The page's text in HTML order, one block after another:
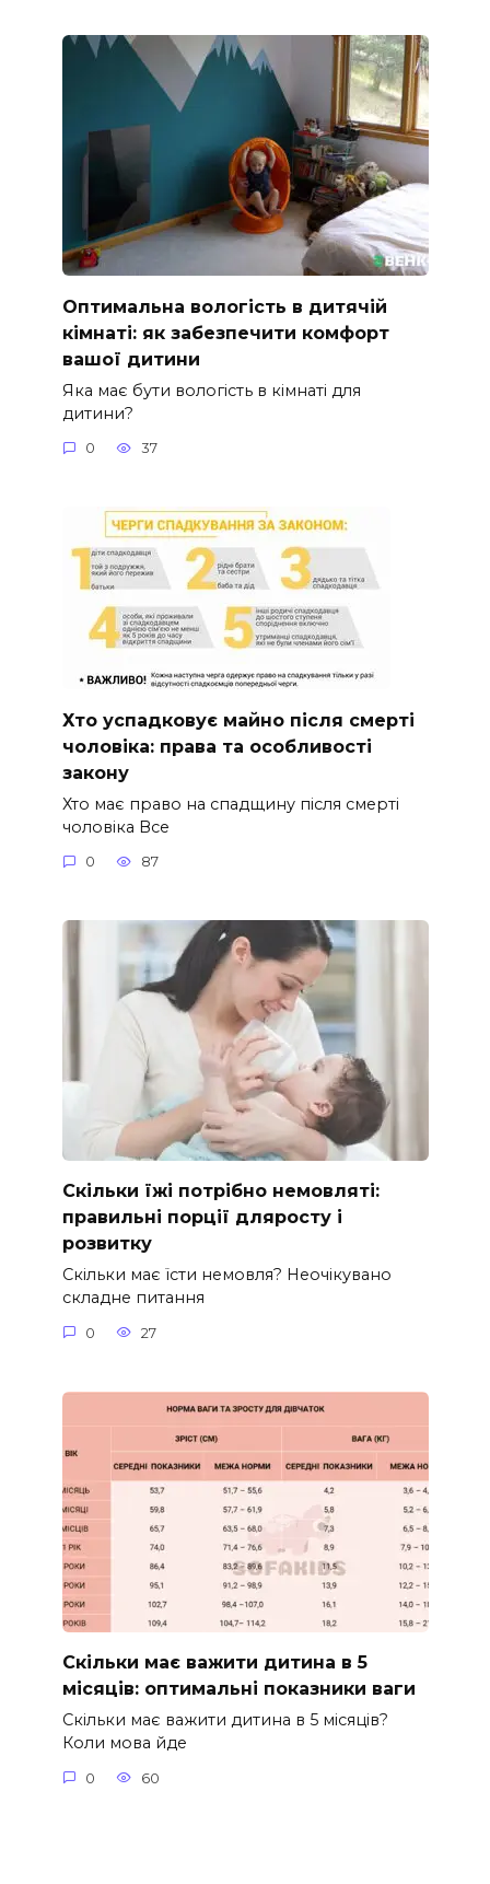
Оптимальна вологість в дитячій
кімнаті: як забезпечити комфорт
вашої дитини
Яка має бути вологість в кімнаті для
дитини?
0 37
Хто успадковує майно після смерті
чоловіка: права та особливості
закону
Хто має право на спадщину після смерті
чоловіка Все
0 87
Скільки їжі потрібно немовляті:
правильні порції дляросту і
розвитку
Скільки має їсти немовля? Неочікувано
складне питання
0 27
Скільки має важити дитина в 5
місяців: оптимальні показники ваги
Скільки має важити дитина в 5 місяців?
Коли мова йде
0 60